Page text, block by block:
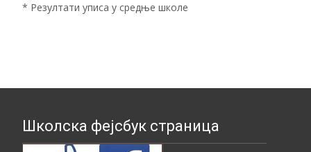
* Резултати уписа у средње школе
Школска фејсбук страница